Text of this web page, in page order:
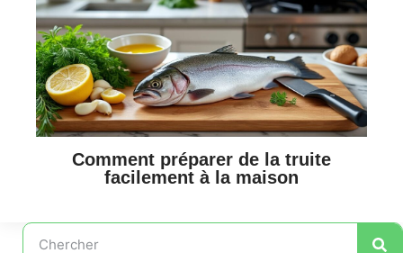
Comment préparer de la truite
facilement à la maison